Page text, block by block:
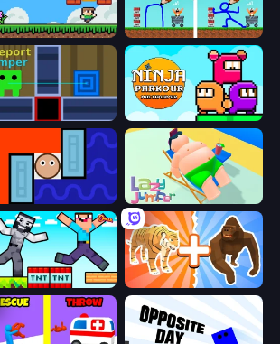
Oliver World DOP Noob: Draw to Save
Jumper Ninja Parkour Multiplayer
and Aqua Lazy Jumper
Noob Gigachad: Parkour Tricks Challenge Animal DNA Run